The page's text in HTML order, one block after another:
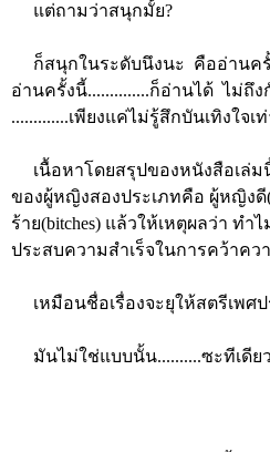
แต่ถามว่าสนุกมั้ย?
ก็สนุกในระดับนึงนะ คืออ่านค
อ่านครั้งนี้..............ก็อ่านได้ ไม่ถึง
.............เพียงแค่ไม่รู้สึกบันเทิงใจเ
เนื้อหาโดยสรุปของหนังสือเล่ม
ของผู้หญิงสองประเภทคือ ผู้หญิงดี
ร้าย(bitches) แล้วให้เหตุผลว่า ทำ
ประสบความสำเร็จในการคว้าคว
เหมือนชื่อเรื่องจะยุให้สตรีเพศ
มันไม่ใช่แบบนั้น..........ซะทีเดียว